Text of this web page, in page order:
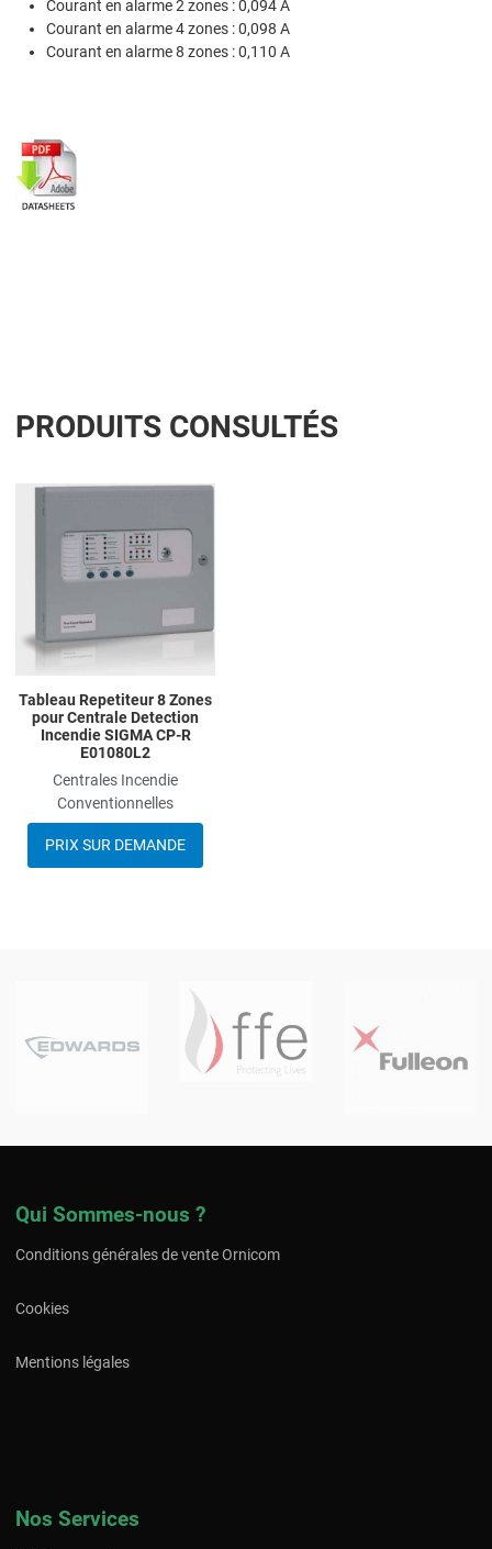
Courant en alarme 2 zones : 0,094 A
Courant en alarme 4 zones : 0,098 A
Courant en alarme 8 zones : 0,110 A
PRODUITS CONSULTÉS
Tableau Repetiteur 8 Zones
pour Centrale Detection
Incendie SIGMA CP-R
E01080L2
Centrales Incendie
Conventionnelles
PRIX SUR DEMANDE
Qui Sommes-nous ?
Conditions générales de vente Ornicom
Cookies
Mentions légales
Nos Services